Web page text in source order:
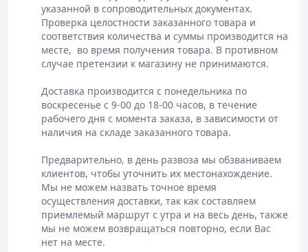
Способ применения:
перед сном введите 1 суппозиторий во влагалище,
через 24 часа вынуть тампон, ввести новый
суппозитарий с тампоном.
В упаковке: 5 суппозиториев по 3 г и 5 тампонов.
Лечение вагинальных инфекций, восстановления
флоры влагалища.
Для профилактики и лечения эрозии шейки матки.
КУРС ПРИМЕНЕНИЯ 2-4 УПАКОВКИ.
указанной в сопроводительных документах.
Проверка целостности заказанного товара и
соответствия количества и суммы производится на
месте,  во время получения товара. В противном
случае претензии к магазину не принимаются.
Доставка производится с понедельника по
воскресенье с 9-00 до 18-00 часов, в течение
рабочего дня с момента заказа, в зависимости от
наличия на складе заказанного товара.
Предварительно, в день развоза мы обзваниваем
клиентов, чтобы уточнить их местонахождение.
Мы не можем назвать точное время
осуществления доставки, так как составляем
приемлемый маршрут с утра и на весь день, также
мы не можем возвращаться повторно, если Вас
нет на месте.